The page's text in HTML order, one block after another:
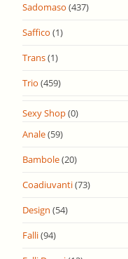
Sadomaso (437)
Saffico (1)
Trans(1)
Trio (459)
Sexy Shop(0)
Anale(59)
Bambole(20)
Coadiuvanti(73)
Design (54)
Falli(94)